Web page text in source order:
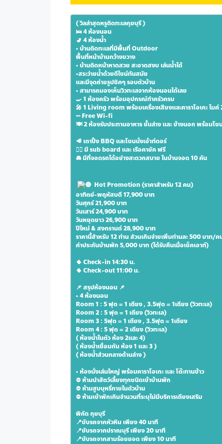
( วิลล่าสุดหรูติดทะเลกุยบุรี )
🛌 4 ห้องนอน
🚽 4 ห้องน้ำ
• บ้านติดทะเลที่มีพื้นที่ Outdoor
พื้นที่หน้าบ้านกว้างขวาง
• บ้านติดหน้าหาดสวย สะอาดสงบ เล่นน้ำได้
•สระว่ายน้ำด้วยดีไซน์ทันสมัย
และมีจุดถ่ายรูปชิคๆ รอบตัวบ้าน
• สามารถมองเห็นวิวทะเลจากห้องนอนได้เลย
🍳 1 ห้องครัว พร้อมอุปกรณ์ทำครัวครบ
🎤 1 Living room พร้อมเครื่องเสียงและคาราโอเกะ ไมค์
➖ Free Wi-fi
🍽 2 ห้องรับประทานอาหาร ชั้นล่าง และ ข้างนอก พร้อมโซ
🥩 เตาปิ้ง BBQ และโซนนั่งเอ้าท์ดอร์
🏄‍♂️ มี sub board และ เรือคายัค ฟรี
🚘 มีที่จอดรถได้อย่างสะดวกสบาย ในบ้านจอด 10 คัน
Hot Promotion (ราคาสำหรับ 12 คน)
อาทิตย์-พฤหัสบดี 17,900 บาท
วันศุกร์ 21,900 บาท
วันเสาร์ 24,900 บาท
วันหยุดยาว 26,900 บาท
ปีใหม่ & สงกรานต์ 28,900 บาท
ราคานี้สำหรับ 12 ท่าน ส่วนเกินจ่ายเพิ่มท่านละ 500 บาท/
ค่าประกันบ้านพัก 5,000 บาท (ได้รับคืนเมื่อเช็คเอาท์)
🌵 Check-in 14:30 น.
🌵 Check-out 11:00 น.
📌 สรุปห้องนอน 📌
• 4 ห้องนอน
Room 1 : 5 ฟุต = 1 เตียง , 3.5ฟุต = 1เตียง (วิวทะเล)
Room 2 : 5 ฟุต = 1 เตียง (วิวทะเล)
Room 3 : 5ฟุต = 1 เตียง , 3.5ฟุต = 1เตียง
Room 4 : 5 ฟุต = 2 เตียง (วิวทะเล)
( ห้องน้ำในตัว ห้อง 2และ 4)
( ห้องน้ำเชื่อมกัน ห้อง 1 และ 3 )
( ห้องน้ำส่วนกลางด้านล่าง )
• ห้องนั่งเล่นใหญ่ พร้อมคาราโอเกะ และ โต๊ะทานข้าว
⛔️ ห้ามนำสัตว์เลี้ยงทุกชนิดเข้าบ้านพัก
⛔️ ห้ามสูบบุหรี่ภายในตัวบ้าน
⛔️ ห้ามเข้าพักเกินจำนวนที่ระบุไม่มีบริการเตียงเสริม
พิกัด กุยบุรี
📍ขับรถจากหัวหิน เพียง 40 นาที
📍ขับรถจากปราณบุรี เพียง 20 นาที
📍ขับรถจากสามร้อยยอด เพียง 10 นาที